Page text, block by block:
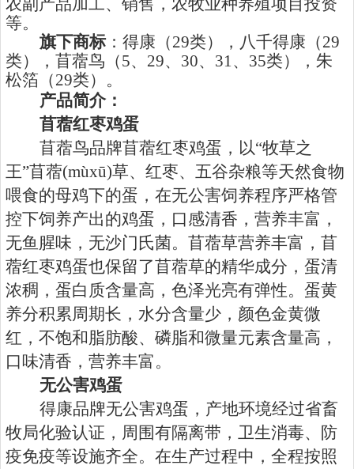
等。
旗下商标：得康（29类），八千得康（29
类），苜蓿鸟（5、 29、 30、 31 、 35类），朱
松箔（29类）。
产品简介：
苜蓿红枣鸡蛋
苜蓿鸟品牌苜蓿红枣鸡蛋，以“牧草之
王”苜蓿(mùxū)草、红枣、五谷杂粮等天然食物
喂食的母鸡下的蛋，在无公害饲养程序严格管
控下饲养产出的鸡蛋，口感清香，营养丰富，
无鱼腥味，无沙门氏菌。苜蓿草营养丰富，苜
蓿红枣鸡蛋也保留了苜蓿草的精华成分，蛋清
浓稠， 蛋白质含量高，色泽光亮有弹性。蛋黄
养分积累周期长，水分含量少，颜色金黄微
红，不饱和脂肪酸、磷脂和微量元素含量高，
口味清香，营养丰富。
无公害鸡蛋
得康品牌无公害鸡蛋，产地环境经过省畜
牧局化验认证，周围有隔离带，卫生消毒、防
疫免疫等设施齐全。在生产过程中，全程按照